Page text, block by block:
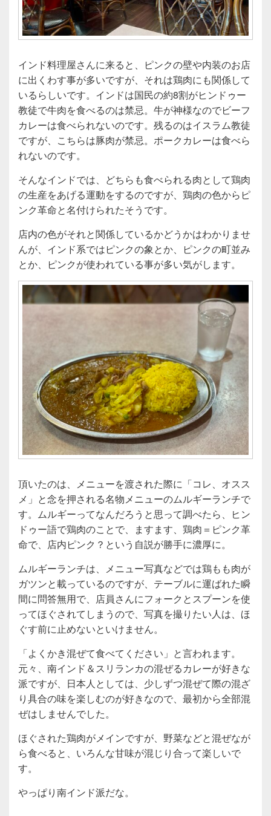
インド料理屋さんに来ると、ピンクの壁や内装のお店
に出くわす事が多いですが、それは鶏肉にも関係して
いるらしいです。インドは国民の約8割がヒンドゥー
教徒で牛肉を食べるのは禁忌。牛が神様なのでビーフ
カレーは食べられないのです。残るのはイスラム教徒
ですが、こちらは豚肉が禁忌。ポークカレーは食べら
れないのです。
そんなインドでは、どちらも食べられる肉として鶏肉
の生産をあげる運動をするのですが、鶏肉の色からピ
ンク革命と名付けられたそうです。
店内の色がそれと関係しているかどうかはわかりませ
んが、インド系ではピンクの象とか、ピンクの町並み
とか、ピンクが使われている事が多い気がします。
頂いたのは、メニューを渡された際に「コレ、オスス
メ」と念を押される名物メニューのムルギーランチで
す。ムルギーってなんだろうと思って調べたら、ヒン
ドゥー語で鶏肉のことで、ますます、鶏肉＝ピンク革
命で、店内ピンク？という自説が勝手に濃厚に。
ムルギーランチは、メニュー写真などでは鶏もも肉が
ガツンと載っているのですが、テーブルに運ばれた瞬
間に問答無用で、店員さんにフォークとスプーンを使
ってほぐされてしまうので、写真を撮りたい人は、ほ
ぐす前に止めないといけません。
「よくかき混ぜて食べてください」と言われます。
元々、南インド＆スリランカの混ぜるカレーが好きな
派ですが、日本人としては、少しずつ混ぜて際の混ざ
り具合の味を楽しむのが好きなので、最初から全部混
ぜはしませんでした。
ほぐされた鶏肉がメインですが、野菜などと混ぜなが
ら食べると、いろんな甘味が混じり合って楽しいで
す。
やっぱり南インド派だな。